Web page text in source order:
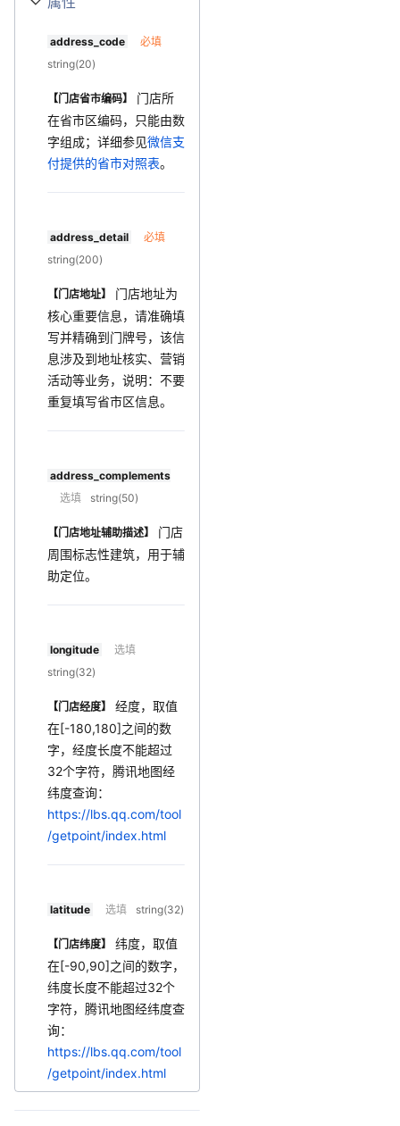
address_code
必填
string(20)
【门店省市编码】
门店所
在省市区编码，只能由数
字组成；详细参见微信支
付提供的省市对照表。
address_detail
必填
string(200)
【门店地址】
门店地址为
核心重要信息，请准确填
写并精确到门牌号，该信
息涉及到地址核实、营销
活动等业务，说明：不要
重复填写省市区信息。
address_complements
选填
string(50)
【门店地址辅助描述】
门店
周围标志性建筑，用于辅
助定位。
longitude
选填
string(32)
【门店经度】
经度，取值
在[-180,180]之间的数
字，经度长度不能超过
32个字符，腾讯地图经
纬度查询：
https://lbs.qq.com/tool
/getpoint/index.html
latitude 选填 string(32)
【门店纬度】
纬度，取值
在[-90,90]之间的数字，
纬度长度不能超过32个
字符，腾讯地图经纬度查
询：
https://lbs.qq.com/tool
/getpoint/index.html